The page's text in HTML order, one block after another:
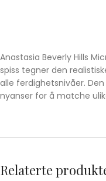
Anastasia Beverly Hills
spiss tegner den
alle ferdighetsnivåer.
nyanser for å matche
Relaterte